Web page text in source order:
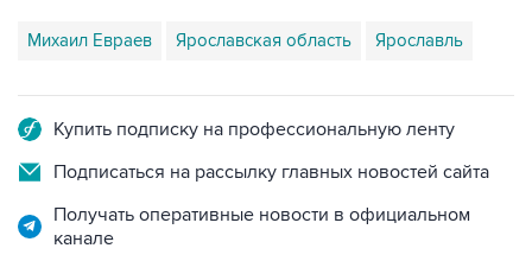
Михаил Евраев Ярославская область Ярославль
Купить подписку на профессиональную ленту
Подписаться на рассылку главных новостей сайта
Получать оперативные новости в официальном
канале